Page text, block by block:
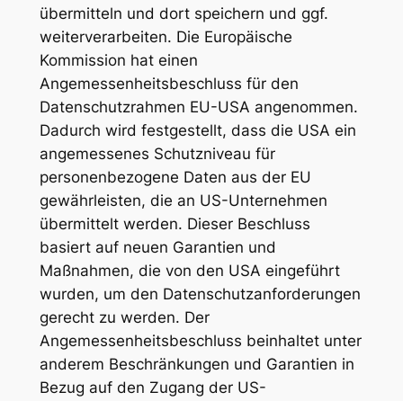
übermitteln und dort speichern und ggf.
weiterverarbeiten. Die Europäische
Kommission hat einen
Angemessenheitsbeschluss für den
Datenschutzrahmen EU-USA angenommen.
Dadurch wird festgestellt, dass die USA ein
angemessenes Schutzniveau für
personenbezogene Daten aus der EU
gewährleisten, die an US-Unternehmen
übermittelt werden. Dieser Beschluss
basiert auf neuen Garantien und
Maßnahmen, die von den USA eingeführt
wurden, um den Datenschutzanforderungen
gerecht zu werden. Der
Angemessenheitsbeschluss beinhaltet unter
anderem Beschränkungen und Garantien in
Bezug auf den Zugang der US-